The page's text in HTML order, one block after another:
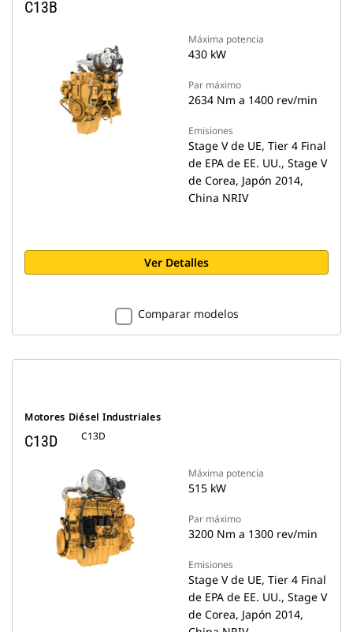
C13B
Máxima potencia
430 kW
Par máximo
2634 Nm a 1400 rev/min
Emisiones
Stage V de UE, Tier 4 Final
de EPA de EE. UU., Stage V
de Corea, Japón 2014,
China NRIV
Ver Detalles
Comparar modelos
Motores Diésel Industriales
C13D C13D
Máxima potencia
515 kW
Par máximo
3200 Nm a 1300 rev/min
Emisiones
Stage V de UE, Tier 4 Final
de EPA de EE. UU., Stage V
de Corea, Japón 2014,